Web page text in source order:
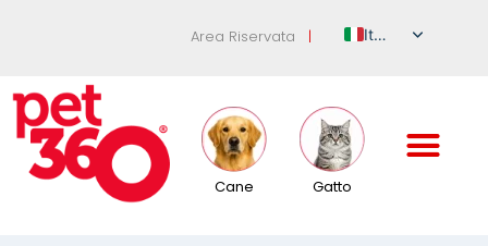
Area Riservata |
Italian
French
Cane Gatto